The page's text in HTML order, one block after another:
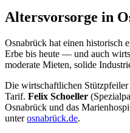
Altersvorsorge in
Osnabrück hat einen historisch
Erbe bis heute — und auch
moderate Mieten, solide
Die wirtschaftlichen
Tarif. Felix Schoeller
Osnabrück und das
unterosnabrück.de.